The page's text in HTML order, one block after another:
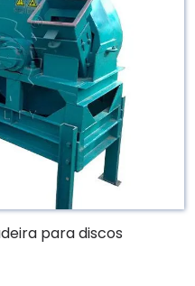
para discos